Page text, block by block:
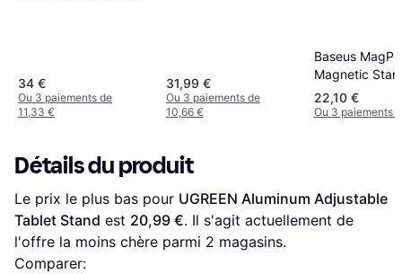
34 €
Ou 3 paiements de
11,33 €
31,99 €
Ou 3 paiements de
10,66 €
Baseus
Magnetic
Holder
22,10 €
Ou 3 paiements
Détails du produit
Le prix le plus bas pour UGREEN Aluminum Adjustable
Tablet Stand est 20,99 €. Il s'agit actuellement de
l'offre la moins chère parmi 2 magasins.
Comparer: